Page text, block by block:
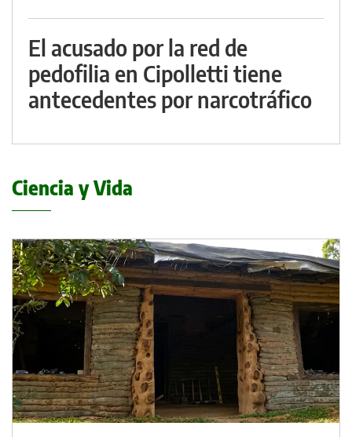
El acusado por la red de
pedofilia en Cipolletti tiene
antecedentes por narcotráfico
Ciencia y Vida